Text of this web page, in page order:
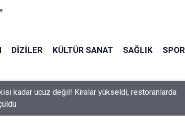
DIZILER KÜLTÜR SANAT SAĞLIK SPOR
ediyor mu? Yeni sezon kararı belli oldu